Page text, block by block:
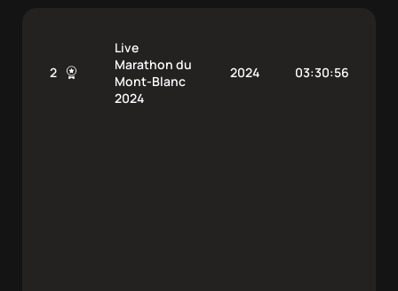
2
Live
Marathon du
Mont-Blanc
2024
2024 03:30:56